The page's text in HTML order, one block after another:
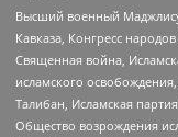
Высший военный
Кавказа, Конгресс
Священная война,
исламского
Талибан, Исламская
Общество возрождения